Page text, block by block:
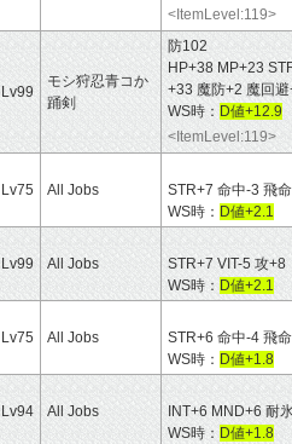
<ItemLevel:119>
Lv99
モシ狩忍青コか
踊剣
防102
HP+38 MP+23
+33 魔防+2 魔回
WS時： D値+12.9
<ItemLevel:119>
Lv75 All Jobs
STR+7 命中-3 飛
WS時： D値+2.1
Lv99 All Jobs
STR+7 VIT-5 攻+8
WS時： D値+2.1
Lv75 All Jobs
STR+6 命中-4 飛
WS時： D値+1.8
Lv94 All Jobs
INT+6 MND+6 耐
WS時： D値+1.8